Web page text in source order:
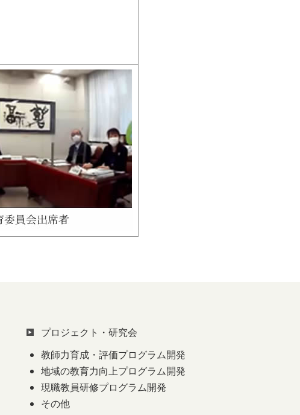
プロジェクト・研究会
教師力育成・評価プログラム開発
地域の教育力向上プログラム開発
現職教員研修プログラム開発
その他